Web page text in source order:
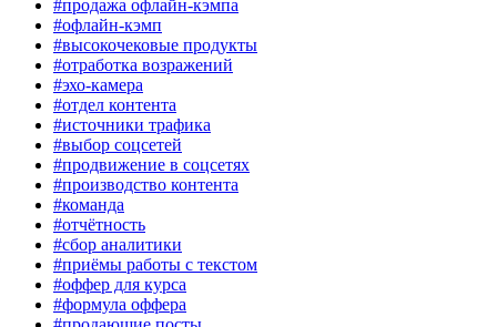
#продажа офлайн-кэмпа
#офлайн-кэмп
#высокочековые продукты
#отработка возражений
#эхо-камера
#отдел контента
#источники трафика
#выбор соцсетей
#продвижение в соцсетях
#производство контента
#команда
#отчётность
#сбор аналитики
#приёмы работы с текстом
#оффер для курса
#формула оффера